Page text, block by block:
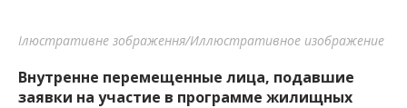
Ілюстративне зображення/Иллюстративное изображение
Внутренне перемещенные лица, подавшие
заявки на участие в программе жилищных